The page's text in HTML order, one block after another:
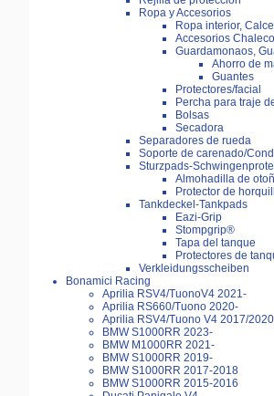
Ropa y Accesorios
Ropa interior,
Accesorios
Guardamonaos,
Ahorro de
Guantes
Protectores/facial
Percha para traje
Bolsas
Secadora
Separadores de rueda
Soporte de carenado/
Sturzpads-
Almohadilla de
Protector de
Tankdeckel-Tankpads
Eazi-Grip
Stompgrip®
Tapa del tanque
Protectores de
Verkleidungsscheiben
Bonamici Racing
Aprilia RSV4/TuonoV4 2021-
Aprilia RS660/Tuono 2020-
Aprilia RSV4/Tuono V4 2017/2020
BMW S1000RR 2023-
BMW M1000RR 2021-
BMW S1000RR 2019-
BMW S1000RR 2017-2018
BMW S1000RR 2015-2016